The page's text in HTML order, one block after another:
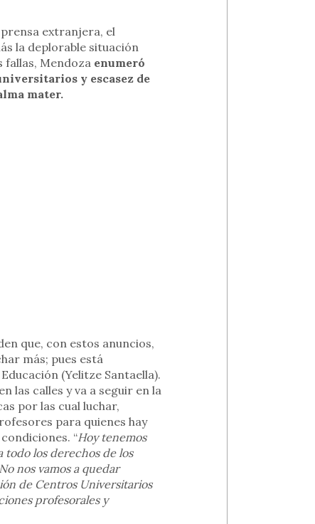
extranjera, el
la deplorable situación
fallas, Mendoza enumeró
y escasez de
mater.
que, con estos anuncios,
más; pues está
(Yelitze Santaella).
las calles y va a seguir en la
por las cual luchar,
para quienes hay
“Hoy tenemos
todo los derechos de los
nos vamos a quedar
de Centros Universitarios
profesorales y